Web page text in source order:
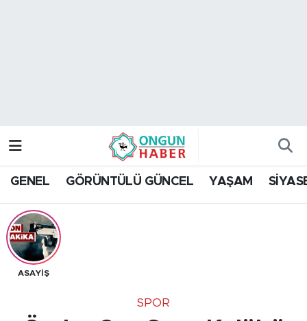
GENEL GÖRÜNTÜLÜ GÜNCEL YAŞAM
ASAYİŞ
SPOR
Trafik Durumu
Tüm Manşetler
Son Dakika Haberleri